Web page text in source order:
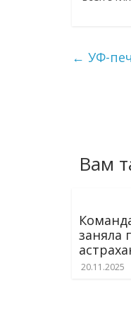
← УФ-
Вам
заняла
20.11.2025